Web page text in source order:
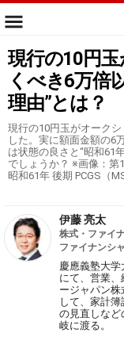
現行の10円
くべき6万倍
理由”とは？
現行の10円玉がオーク
した。実に額面金額の6
は状態の良さと“昭和61
でしょうか？ ※画像：第
昭和61年 後期 PCGS（
伊藤 亮太
株式・ファイ
ファイナンシ
慶應義塾大
にて、営業
ージャパン
して、家計
の見直しなど
岐に渡る。